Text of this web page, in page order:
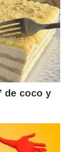
de coco y